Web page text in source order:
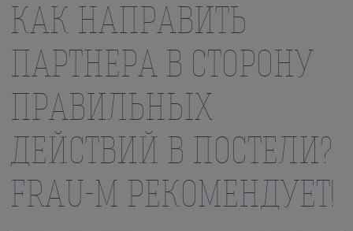
КАК НАПРАВИТЬ
ПАРТНЕРА В СТОРОНУ
ПРАВИЛЬНЫХ
ДЕЙСТВИЙ В ПОСТЕЛИ?
FRAU-M РЕКОМЕНДУЕТ!